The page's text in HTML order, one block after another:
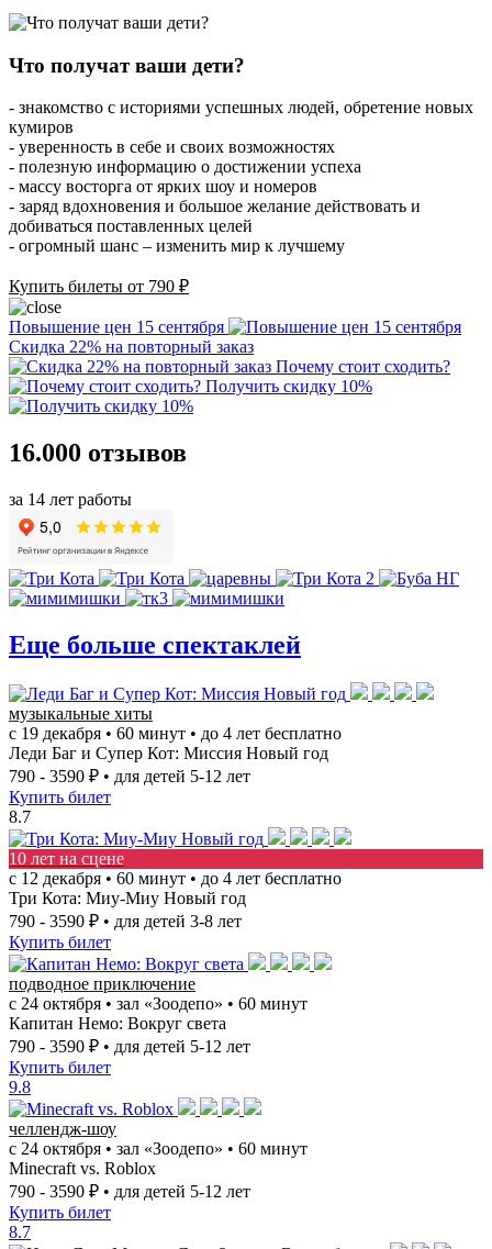
Что получат ваши дети?
- знакомство с историями успешных людей, обретение новых
кумиров
- уверенность в себе и своих возможностях
- полезную информацию о достижении успеха
- массу восторга от ярких шоу и номеров
- заряд вдохновения и большое желание действовать и
добиваться поставленных целей
- огромный шанс – изменить мир к лучшему
Купить билеты от 790 ₽
Повышение цен 15 сентября
Скидка 22% на повторный заказ
Почему стоит сходить?
Получить скидку 10%
16.000 отзывов
за 14 лет работы
Еще больше спектаклей
музыкальные хиты
с 19 декабря • 60 минут • до 4 лет бесплатно
Леди Баг и Супер Кот: Миссия Новый год
790 - 3590 ₽ • для детей 5-12 лет
Купить билет
8.7
10 лет на сцене
c 12 декабря • 60 минут • до 4 лет бесплатно
Три Кота: Миу-Миу Новый год
790 - 3590 ₽ • для детей 3-8 лет
Купить билет
подводное приключение
с 24 октября • зал «Зоодепо» • 60 минут
Капитан Немо: Вокруг света
790 - 3590 ₽ • для детей 5-12 лет
Купить билет
9.8
челлендж-шоу
c 24 октября • зал «Зоодепо» • 60 минут
Minecraft vs. Roblox
790 - 3590 ₽ • для детей 5-12 лет
Купить билет
8.7